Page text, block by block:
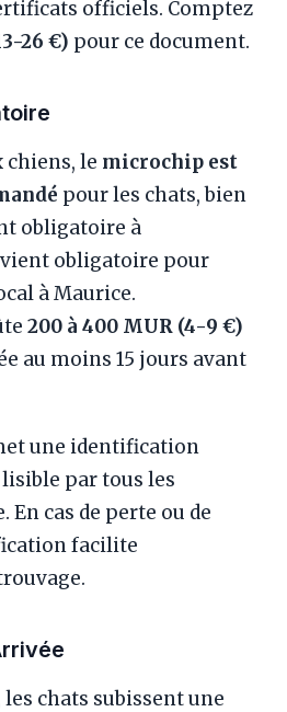
officiels. Comptez
26 €) pour ce document.
le microchip est
pour les chats, bien
obligatoire à
obligatoire pour
à Maurice.
200 à 400 MUR (4-9 €)
au moins 15 jours avant
une identification
par tous les
En cas de perte ou de
facilite
chats subissent une